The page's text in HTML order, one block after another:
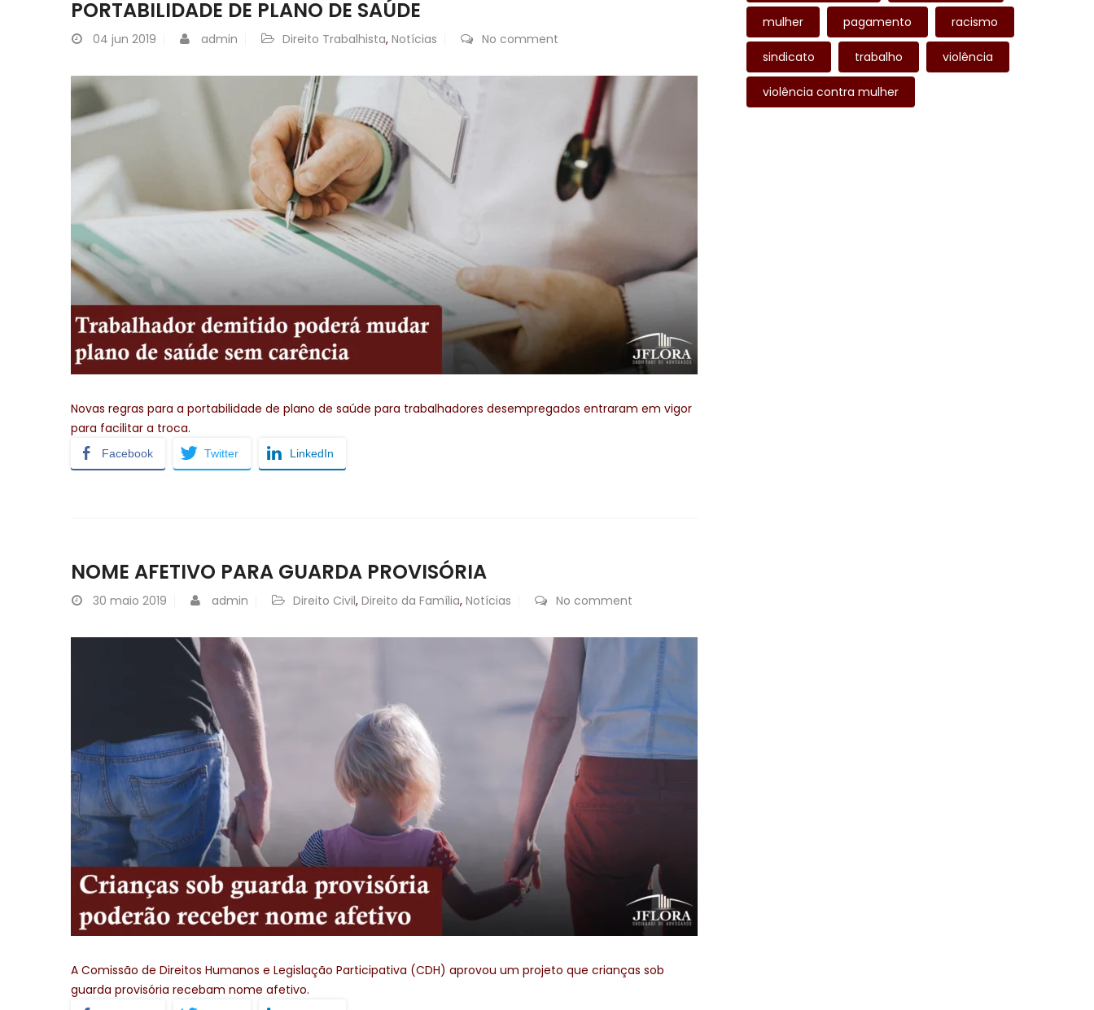
PORTABILIDADE DE PLANO DE SAÚDE
04 jun 2019 admin Direito Trabalhista, Notícias No comment
Novas regras para a portabilidade de plano de saúde para trabalhadores desempregados entraram em vigor
para facilitar a troca.
Facebook Twitter LinkedIn
NOME AFETIVO PARA GUARDA PROVISÓRIA
30 maio 2019 admin Direito Civil, Direito da Família, Notícias No comment
A Comissão de Direitos Humanos e Legislação Participativa (CDH) aprovou um projeto que crianças sob
guarda provisória recebam nome afetivo.
mulher pagamento racismo
sindicato trabalho violência
violência contra mulher